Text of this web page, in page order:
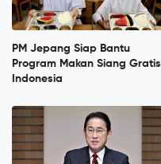
PM Jepang Siap Bantu
Program Makan Siang Gratis
Indonesia